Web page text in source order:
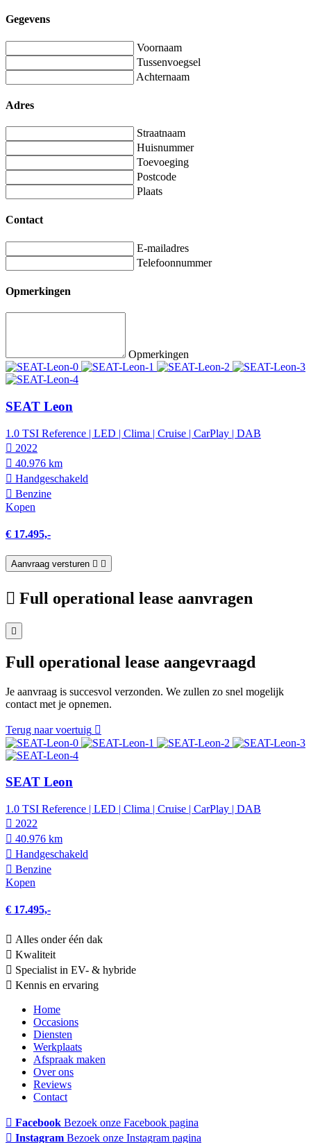
Gegevens
Voornaam
Tussenvoegsel
Achternaam
Adres
Straatnaam
Huisnummer
Toevoeging
Postcode
Plaats
Contact
E-mailadres
Telefoonnummer
Opmerkingen
Opmerkingen
SEAT Leon
1.0 TSI Reference | LED | Clima | Cruise | CarPlay | DAB
2022
40.976 km
Hand­geschakeld
Benzine
Kopen
€ 17.495,-
Aanvraag versturen
Full operational lease aanvragen
Full operational lease aangevraagd
Je aanvraag is succesvol verzonden. We zullen zo snel mogelijk
contact met je opnemen.
Terug naar voertuig
SEAT Leon
1.0 TSI Reference | LED | Clima | Cruise | CarPlay | DAB
2022
40.976 km
Hand­geschakeld
Benzine
Kopen
€ 17.495,-
Alles onder één dak
Kwaliteit
Specialist in EV- & hybride
Kennis en ervaring
Home
Occasions
Diensten
Werkplaats
Afspraak maken
Over ons
Reviews
Contact
Facebook Bezoek onze Facebook pagina
Instagram Bezoek onze Instagram pagina